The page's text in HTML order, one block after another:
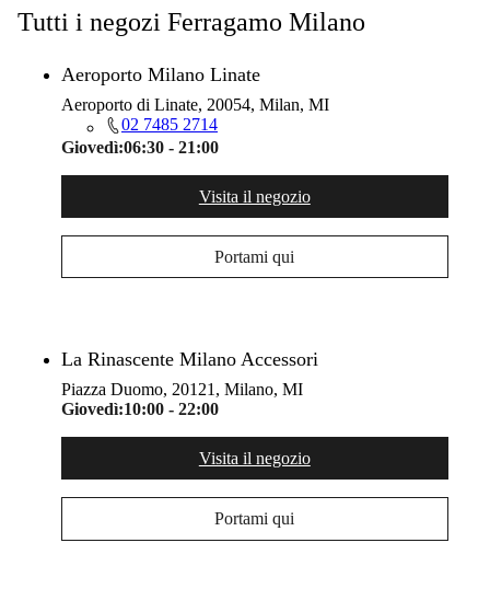
Tutti i negozi Ferragamo Milano
Aeroporto Milano Linate
Aeroporto di Linate, 20054, Milan, MI
02 7485 2714
Giovedì:06:30 - 21:00
Visita il negozio
Portami qui
La Rinascente Milano Accessori
Piazza Duomo, 20121, Milano, MI
Giovedì:10:00 - 22:00
Visita il negozio
Portami qui